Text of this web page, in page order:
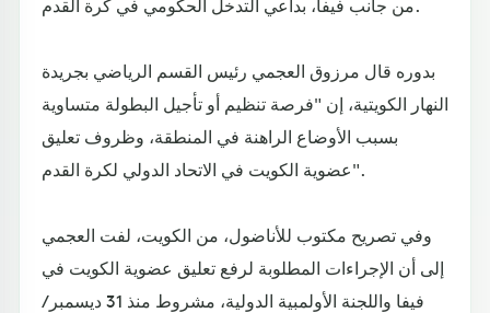
بدوره قال مرزوق العجمي رئيس القسم الرياضي بجريدة
النهار الكويتية، إن "فرصة تنظيم أو تأجيل البطولة متساوية
بسبب الأوضاع الراهنة في المنطقة، وظروف تعليق
عضوية الكويت في الاتحاد الدولي لكرة القدم".
وفي تصريح مكتوب للأناضول، من الكويت، لفت العجمي
إلى أن الإجراءات المطلوبة لرفع تعليق عضوية الكويت في
فيفا واللجنة الأولمبية الدولية، مشروط منذ 31 ديسمبر /